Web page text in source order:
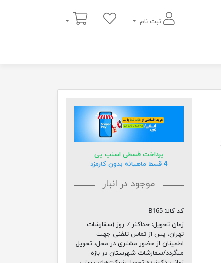
ثبت نام
سبد خرید
پرداخت قسطی اسنپ پی
4 قسط ماهیانه بدون کارمزد
موجود در انبار
کد کالا: B165
زمان تحویل:
حداکثر 7 روز (سفارشات
تهران، پس از تماس تلفنی جهت
اطمینان از حضور مشتری در محل، تحویل
میگردد/سفارشات شهرستان در بازه